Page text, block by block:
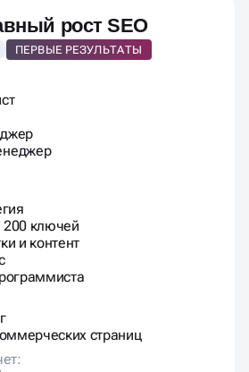
рост SEO
ключей
и контент
страниц